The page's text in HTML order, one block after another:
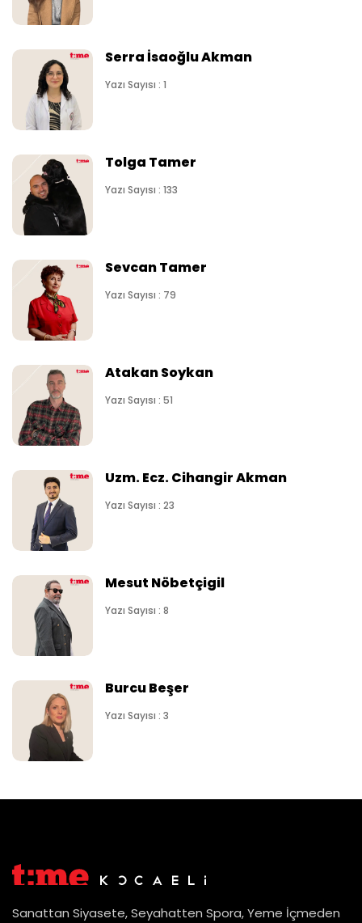
Serra İsaoğlu Akman
Yazı Sayısı : 1
Tolga Tamer
Yazı Sayısı : 133
Sevcan Tamer
Yazı Sayısı : 79
Atakan Soykan
Yazı Sayısı : 51
Uzm. Ecz. Cihangir Akman
Yazı Sayısı : 23
Mesut Nöbetçigil
Yazı Sayısı : 8
Burcu Beşer
Yazı Sayısı : 3
Sanattan Siyasete, Seyahatten Spora, Yeme İçmeden